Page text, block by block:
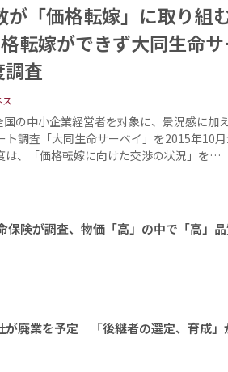
が「価格転嫁」に取り組
転嫁ができず大同生命
査
の中小企業経営者を対象に、景況感に加
ト調査「大同生命サーベイ」を2015年10
は、「価格転嫁に向けた交渉の状況」を…
険が調査、物価「高」の中で「高」
が廃業を予定 「後継者の選定、育成」